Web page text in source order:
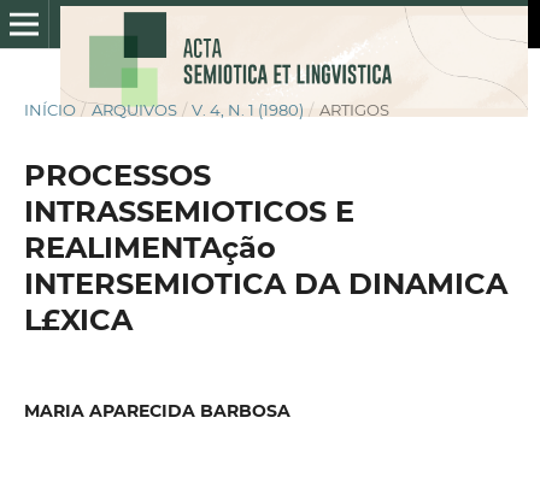
INÍCIO / ARQUIVOS / V. 4, N. 1 (1980) / ARTIGOS
PROCESSOS
INTRASSEMIOTICOS E
REALIMENTAção
INTERSEMIOTICA DA DINAMICA
L£XICA
MARIA APARECIDA BARBOSA